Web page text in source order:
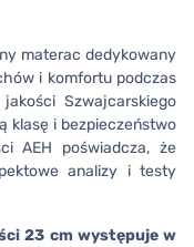
materac dedykowany
i komfortu podczas
Szwajcarskiego
klasę i bezpieczeństwo
AEH poświadcza, że
analizy i testy
23 cm występuje w